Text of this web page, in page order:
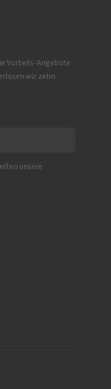
Vorteils-Angebote
wir zehn
unsere